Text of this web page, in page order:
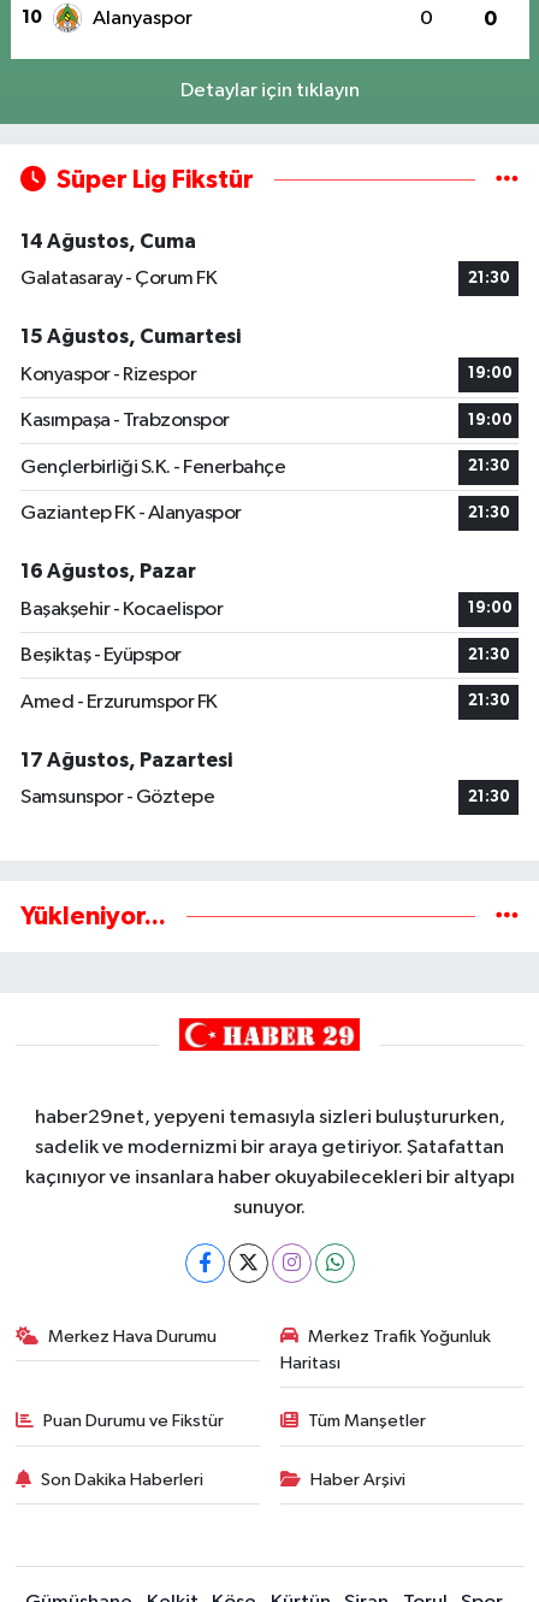
10 Alanyaspor 0 0
Detaylar için tıklayın
Süper Lig Fikstür
14 Ağustos, Cuma
Galatasaray - Çorum FK
21:30
15 Ağustos, Cumartesi
Konyaspor - Rizespor
19:00
Kasımpaşa - Trabzonspor 19:00
Gençlerbirliği S.K. - Fenerbahçe 21:30
Gaziantep FK - Alanyaspor 21:30
16 Ağustos, Pazar
Başakşehir - Kocaelispor
19:00
Beşiktaş - Eyüpspor 21:30
Amed - Erzurumspor FK 21:30
17 Ağustos, Pazartesi
Samsunspor - Göztepe
21:30
Yükleniyor...
haber29net, yepyeni temasıyla sizleri buluştururken,
sadelik ve modernizmi bir araya getiriyor. Şatafattan
kaçınıyor ve insanlara haber okuyabilecekleri bir altyapı
sunuyor.
Merkez Hava Durumu
Merkez Trafik Yoğunluk
Haritası
Puan Durumu ve Fikstür Tüm Manşetler
Son Dakika Haberleri Haber Arşivi